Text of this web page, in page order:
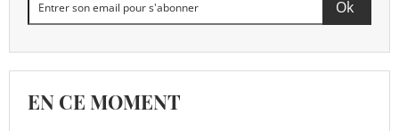
EN CE MOMENT